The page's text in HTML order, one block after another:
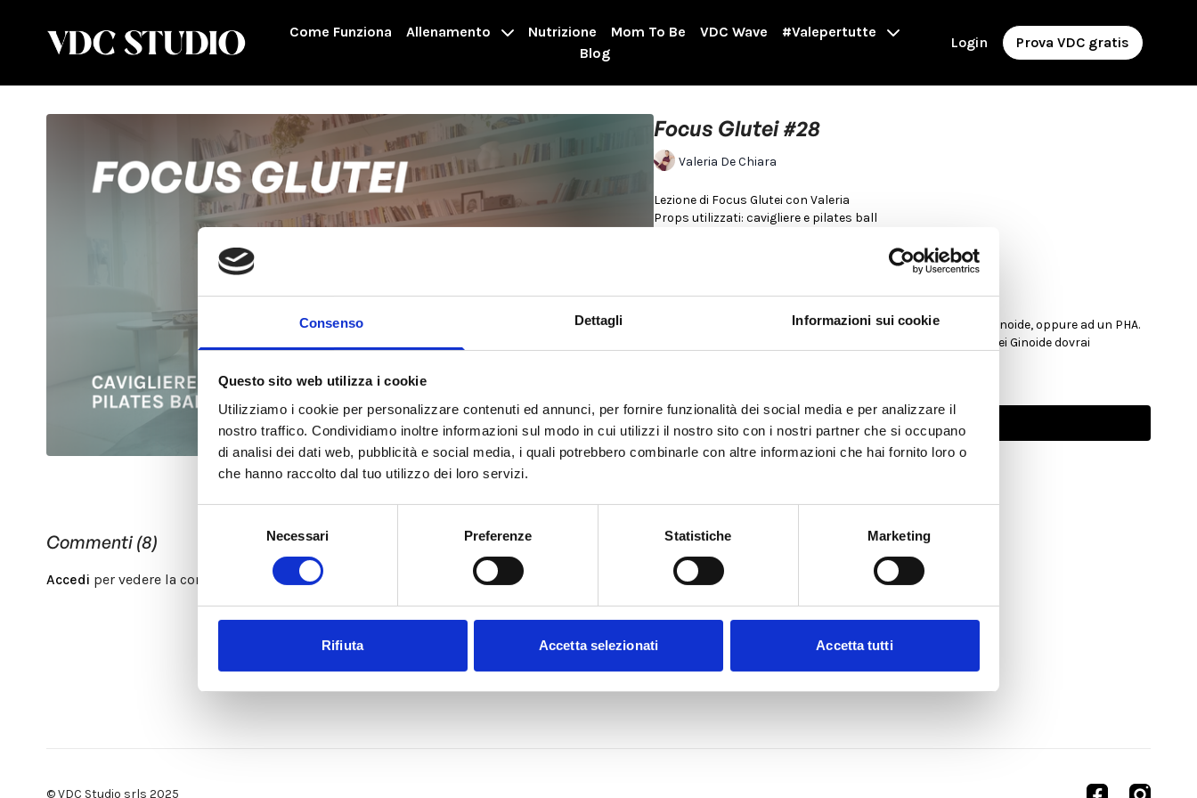
Consenso Dettagli Informazioni sui cookie
Questo sito web utilizza i cookie
Utilizziamo i cookie per personalizzare contenuti ed annunci, per fornire funzionalità dei social media e per analizzare il
nostro traffico. Condividiamo inoltre informazioni sul modo in cui utilizzi il nostro sito con i nostri partner che si occupano
di analisi dei dati web, pubblicità e social media, i quali potrebbero combinarle con altre informazioni che hai fornito loro o
che hanno raccolto dal tuo utilizzo dei loro servizi.
Necessari Preferenze Statistiche Marketing
Rifiuta Accetta selezionati Accetta tutti
Come Funziona Allenamento Nutrizione Mom To Be VDC Wave
#Valepertutte
Blog
Login Prova VDC gratis
Focus Glutei #28
Valeria De Chiara
Lezione di Focus Glutei con Valeria
Props utilizzati: cavigliere e pilates ball
Consigli di utilizzo: Aggiungilo ad un WO biotipo Androide o Ginoide, oppure ad un PHA.
Se hai poco tempo e sei Androide puoi eseguirlo da solo; se sei Ginoide dovrai
Abbonati per guardare
Commenti (8)
Accedi per vedere la conversazione
© VDC Studio srls 2025